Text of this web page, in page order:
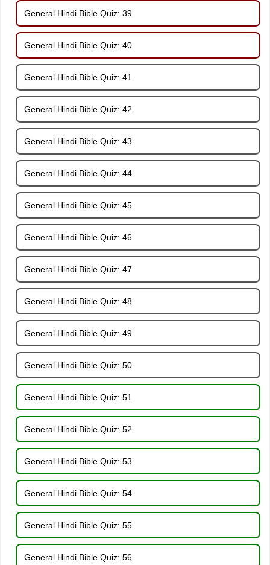
General Hindi Bible Quiz: 39
General Hindi Bible Quiz: 40
General Hindi Bible Quiz: 41
General Hindi Bible Quiz: 42
General Hindi Bible Quiz: 43
General Hindi Bible Quiz: 44
General Hindi Bible Quiz: 45
General Hindi Bible Quiz: 46
General Hindi Bible Quiz: 47
General Hindi Bible Quiz: 48
General Hindi Bible Quiz: 49
General Hindi Bible Quiz: 50
General Hindi Bible Quiz: 51
General Hindi Bible Quiz: 52
General Hindi Bible Quiz: 53
General Hindi Bible Quiz: 54
General Hindi Bible Quiz: 55
General Hindi Bible Quiz: 56